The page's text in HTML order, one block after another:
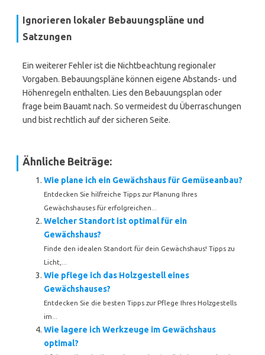
Ignorieren lokaler Bebauungspläne und
Satzungen
Ein weiterer Fehler ist die Nichtbeachtung regionaler
Vorgaben. Bebauungspläne können eigene Abstands- und
Höhenregeln enthalten. Lies den Bebauungsplan oder
frage beim Bauamt nach. So vermeidest du Überraschungen
und bist rechtlich auf der sicheren Seite.
Ähnliche Beiträge:
Wie plane ich ein Gewächshaus für Gemüseanbau?
Entdecken Sie hilfreiche Tipps zur Planung Ihres
Gewächshauses für erfolgreichen...
Welcher Standort ist optimal für ein
Gewächshaus?
Finde den idealen Standort für dein Gewächshaus! Tipps zu
Licht,...
Wie pflege ich das Holzgestell eines
Gewächshauses?
Entdecken Sie die besten Tipps zur Pflege Ihres Holzgestells
im...
Wie lagere ich Werkzeuge im Gewächshaus
optimal?